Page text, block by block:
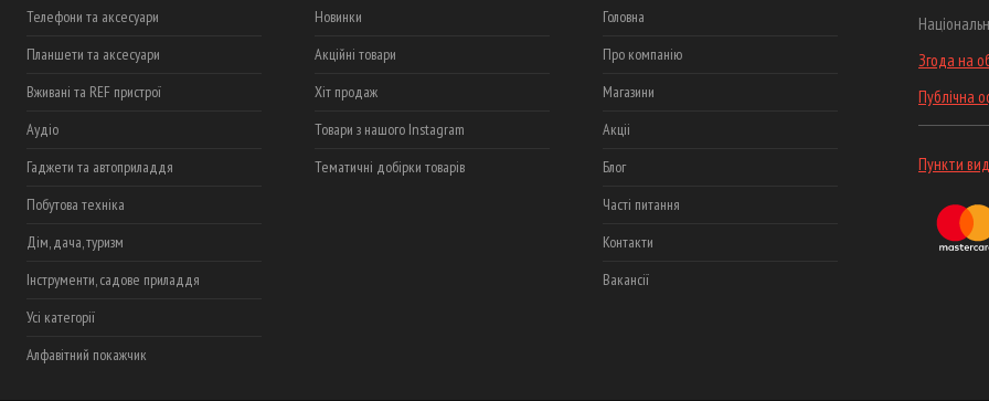
Телефони та аксесуари
Планшети та аксесуари
Вживані та REF пристрої
Аудіо
Гаджети та автоприладдя
Побутова техніка
Дім, дача, туризм
Інструменти, садове приладдя
Усі категорії
Алфавітний покажчик
Новинки
Акційні товари
Хіт продаж
Товари з нашого Instagram
Тематичні добірки товарів
Головна
Про компанію
Магазини
Акціі
Блог
Часті питання
Контакти
Вакансії
Згода на
Публічна
Пункти